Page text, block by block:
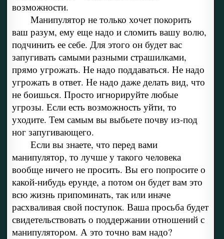
возможности.
Манипулятор не только хочет покорить
ваш разум, ему еще надо и сломить вашу волю,
подчинить ее себе. Для этого он будет вас
запугивать самыми разными страшилками,
прямо угрожать. Не надо поддаваться. Не надо
угрожать в ответ. Не надо даже делать вид, что
не боишься. Просто игнорируйте любые
угрозы. Если есть возможность уйти, то
уходите. Тем самым вы выбьете почву из-под
ног запугивающего.
Если вы знаете, что перед вами
манипулятор, то лучше у такого человека
вообще ничего не просить. Вы его попросите о
какой-нибудь ерунде, а потом он будет вам это
всю жизнь припоминать, так или иначе
расхваливая свой поступок. Ваша просьба будет
свидетельствовать о поддержании отношений с
манипулятором. А это точно вам надо?